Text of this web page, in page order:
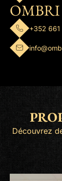
+352
Découvrez